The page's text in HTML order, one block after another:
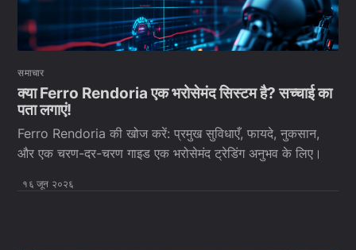
समाचार
क्या Ferro Rendoria एक भरोसेमंद सिस्टम है? सच्चाई का
पता लगाएं!
Ferro Rendoria की खोज करें: प्रमुख सुविधाएँ, फायदे, नुकसान,
और एक चरण-दर-चरण गाइड एक भरोसेमंद ट्रेडिंग अनुभव के लिए।
१६ जून २०२६